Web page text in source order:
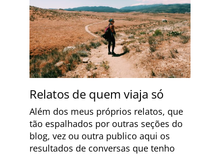
Relatos de quem viaja só
Além dos meus próprios relatos, que
tão espalhados por outras seções do
blog, vez ou outra publico aqui os
resultados de conversas que tenho